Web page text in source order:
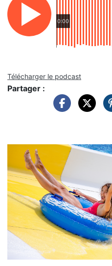
0:00
Télécharger le podcast
Partager :